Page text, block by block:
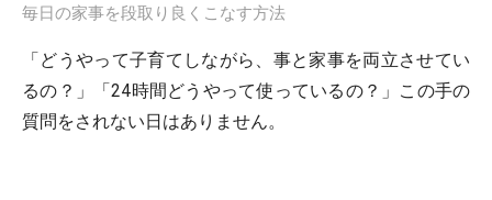
毎日の家事を段取り良くこなす方法
「どうやって子育てしながら、事と家事を両立させてい
るの？」「24時間どうやって使っているの？」この手の
質問をされない日はありません。